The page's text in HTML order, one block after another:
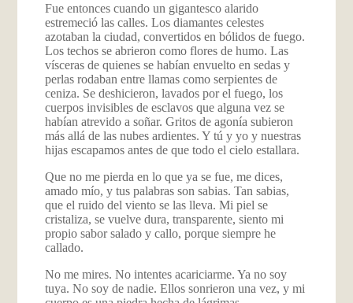
Fue entonces cuando un gigantesco alarido
estremeció las calles. Los diamantes celestes
azotaban la ciudad, convertidos en bólidos de fuego.
Los techos se abrieron como flores de humo. Las
vísceras de quienes se habían envuelto en sedas y
perlas rodaban entre llamas como serpientes de
ceniza. Se deshicieron, lavados por el fuego, los
cuerpos invisibles de esclavos que alguna vez se
habían atrevido a soñar. Gritos de agonía subieron
más allá de las nubes ardientes. Y tú y yo y nuestras
hijas escapamos antes de que todo el cielo estallara.
Que no me pierda en lo que ya se fue, me dices,
amado mío, y tus palabras son sabias. Tan sabias,
que el ruido del viento se las lleva. Mi piel se
cristaliza, se vuelve dura, transparente, siento mi
propio sabor salado y callo, porque siempre he
callado.
No me mires. No intentes acariciarme. Ya no soy
tuya. No soy de nadie. Ellos sonrieron una vez, y mi